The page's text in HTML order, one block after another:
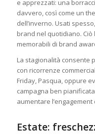
e apprezzati: una
davvero, così come un
dell’inverno. Usati
brand nel quotidiano.
memorabili di brand
La stagionalità consente
con ricorrenze
Friday, Pasqua, oppure
campagna ben
aumentare
Estate: